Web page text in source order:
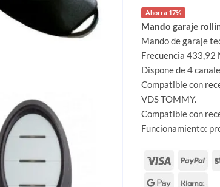
era:
23,95 €.
Ahorra 17%
Mando garaje
Mando de garaje
Frecuencia 433,92
Dispone de 4
Compatible con
VDS TOMMY.
Compatible con
Funcionamiento: